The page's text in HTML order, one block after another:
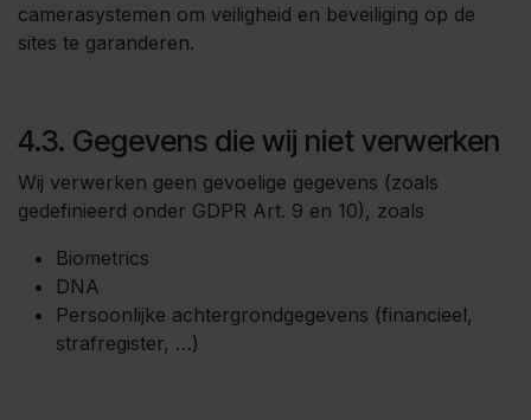
camerasystemen om veiligheid en beveiliging op de
sites te garanderen.
4.3. Gegevens die wij niet verwerken
Wij verwerken geen gevoelige gegevens (zoals
gedefinieerd onder GDPR Art. 9 en 10), zoals
Biometrics
DNA
Persoonlijke achtergrondgegevens (financieel,
strafregister, …)